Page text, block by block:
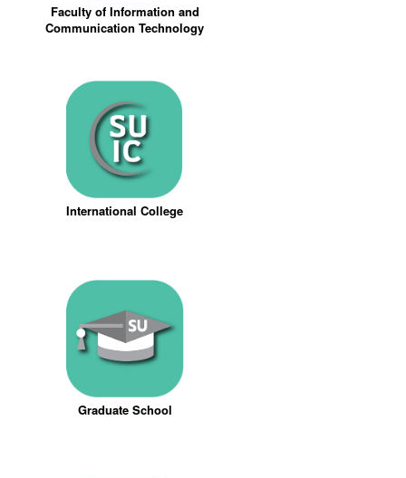
Faculty of Information and
Communication Technology
International College
Graduate School